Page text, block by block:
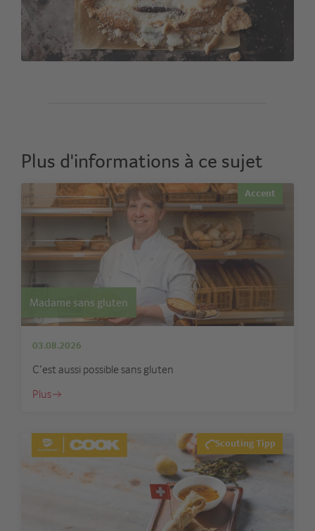
Plus d'informations à ce sujet
Accent
Madame sans gluten
03.08.2026
C’est aussi possible sans gluten
Plus
Scouting Tipp